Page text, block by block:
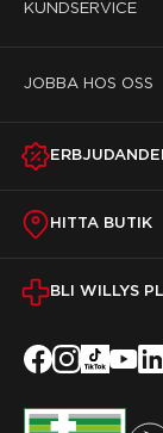
KUNDSERVICE
JOBBA HOS OSS
HITTA BUTIK
BLI WILLYS